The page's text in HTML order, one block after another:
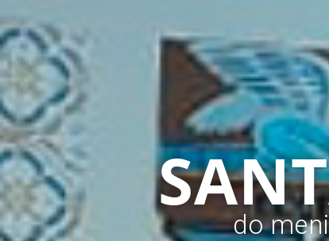
do